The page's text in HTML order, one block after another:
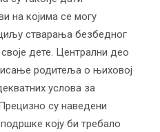
на којима се могу
стварања безбедног
дете. Централни део
родитеља о њиховој
услова за
су наведени
коју би требало